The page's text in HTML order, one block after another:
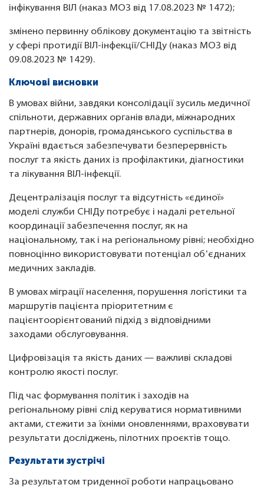
інфікування ВІЛ (наказ МОЗ від 17.08.2023 № 1472);
змінено первинну облікову документацію та звітність
у сфері протидії ВІЛ-інфекції/СНІДу (наказ МОЗ від
09.08.2023 № 1429).
Ключові висновки
В умовах війни, завдяки консолідації зусиль медичної
спільноти, державних органів влади, міжнародних
партнерів, донорів, громадянського суспільства в
Україні вдається забезпечувати безперервність
послуг та якість даних із профілактики, діагностики
та лікування ВІЛ-інфекції.
Децентралізація послуг та відсутність «єдиної»
моделі служби СНІДу потребує і надалі ретельної
координації забезпечення послуг, як на
національному, так і на регіональному рівні; необхідно
повноцінно використовувати потенціал обʼєднаних
медичних закладів.
В умовах міграції населення, порушення логістики та
маршрутів пацієнта пріоритетним є
пацієнтоорієнтований підхід з відповідними
заходами обслуговування.
Цифровізація та якість даних — важливі складові
контролю якості послуг.
Під час формування політик і заходів на
регіональному рівні слід керуватися нормативними
актами, стежити за їхніми оновленнями, враховувати
результати досліджень, пілотних проєктів тощо.
Результати зустрічі
За результатом триденної роботи напрацьовано